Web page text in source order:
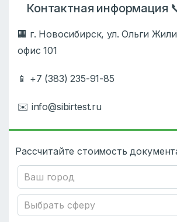
Контактная информация
🏢 г. Новосибирск, ул. Ольги
офис 101
📱 +7 (383) 235-91-85
✉️ info@sibirtest.ru
Рассчитайте стоимость